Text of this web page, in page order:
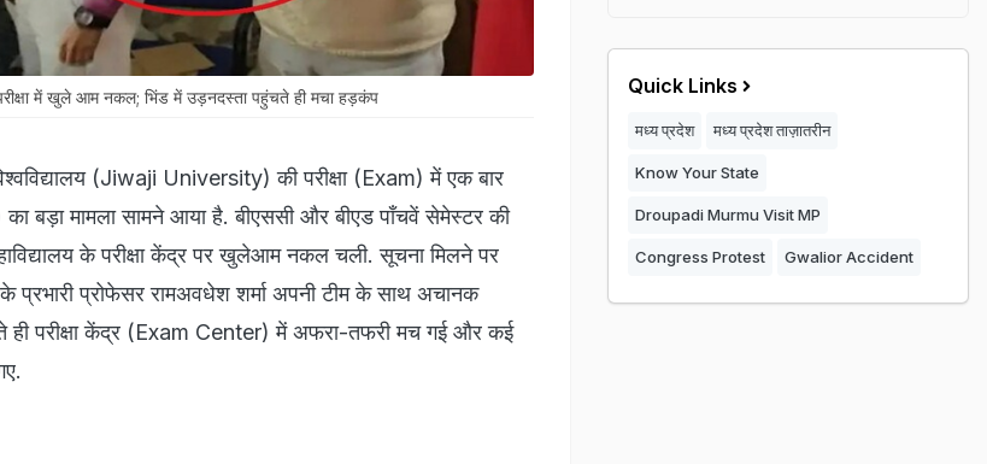
में खुले आम नकल; भिंड में उड़नदस्ता पहुंचते ही मचा हड़कंप
(Jiwaji University) की परीक्षा (Exam) में एक बार
बड़ा मामला सामने आया है. बीएससी और बीएड पाँचवें सेमेस्टर की
के परीक्षा केंद्र पर खुलेआम नकल चली. सूचना मिलने पर
प्रभारी प्रोफेसर रामअवधेश शर्मा अपनी टीम के साथ अचानक
ही परीक्षा केंद्र (Exam Center) में अफरा-तफरी मच गई और कई
Quick Links
मध्य प्रदेश मध्य प्रदेश ताज़ातरीन
Know Your State
Droupadi Murmu Visit MP
Congress Protest Gwalior Accident